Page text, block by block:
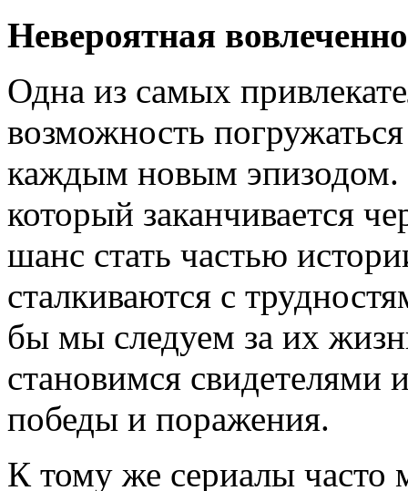
Невероятная
Одна из самых
возможность
каждым новым эпизодом.
который заканчивается
шанс стать частью
сталкиваются с
бы мы следуем за их
становимся свидетелями
победы и поражения.
К тому же сериалы часто